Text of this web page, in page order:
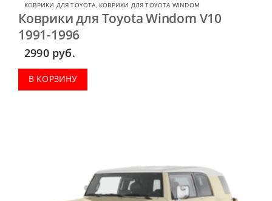
КОВРИКИ ДЛЯ TOYOTA, КОВРИКИ ДЛЯ TOYOTA WINDOM
Коврики для Toyota Windom V10
1991-1996
2990 руб.
В КОРЗИНУ